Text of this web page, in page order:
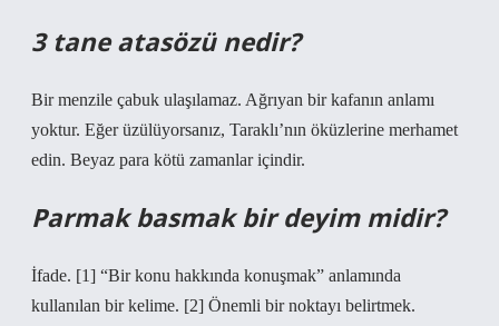
3 tane atasözü nedir?
Bir menzile çabuk ulaşılamaz. Ağrıyan bir kafanın anlamı
yoktur. Eğer üzülüyorsanız, Taraklı’nın öküzlerine merhamet
edin. Beyaz para kötü zamanlar içindir.
Parmak basmak bir deyim midir?
İfade. [1] “Bir konu hakkında konuşmak” anlamında
kullanılan bir kelime. [2] Önemli bir noktayı belirtmek.